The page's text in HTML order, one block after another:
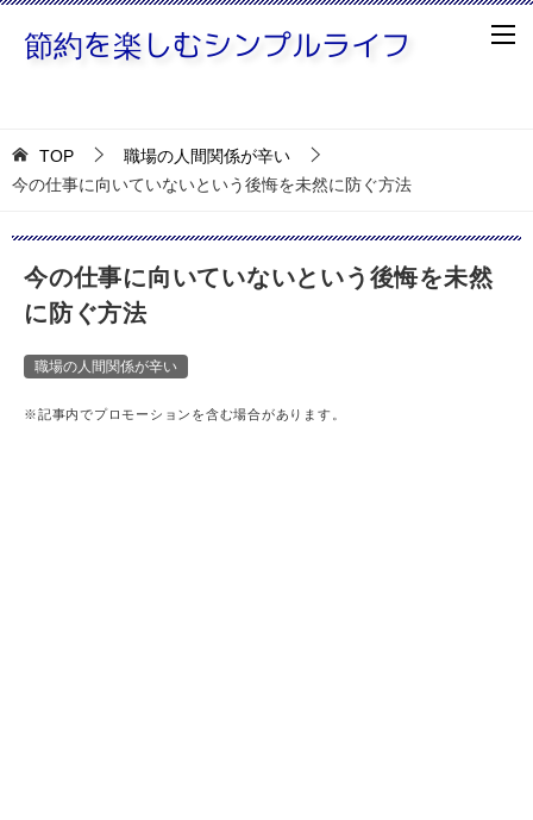
TOP
職場の人間関係が辛い
今の仕事に向いていないという後悔を未然に防ぐ方法
今の仕事に向いていないという後悔を未然
に防ぐ方法
職場の人間関係が辛い
※記事内でプロモーションを含む場合があります。